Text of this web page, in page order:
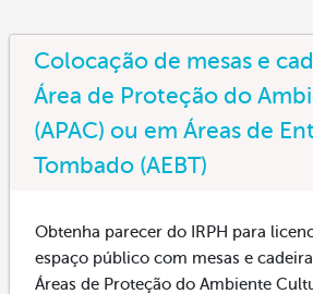
Colocação de mesas e
Área de Proteção do
(APAC) ou em Áreas de
Tombado (AEBT)
Obtenha parecer do IRPH para
espaço público com mesas e
Áreas de Proteção do Ambiente